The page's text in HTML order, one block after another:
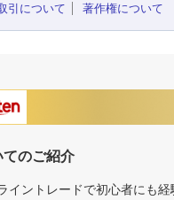
引について
著作権について
のご紹介
イントレードで初心者にも